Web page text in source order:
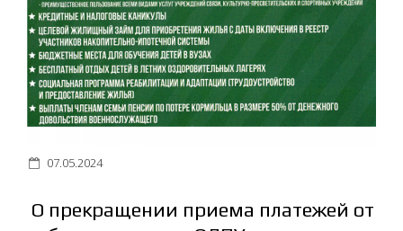
07.05.2024
О прекращении приема платежей от